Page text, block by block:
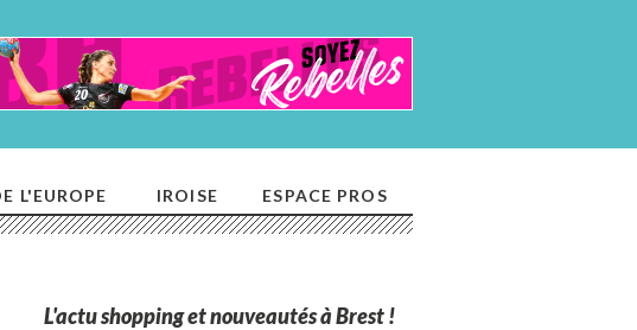
L'EUROPE IROISE ESPACE PROS
L'actu shopping et nouveautés à Brest !